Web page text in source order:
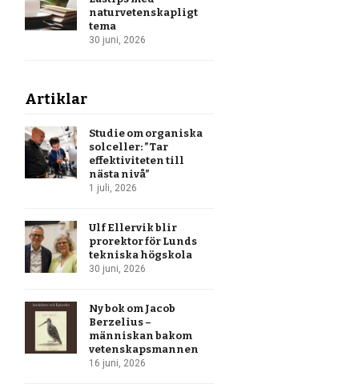
naturvetenskapligt
tema
30 juni, 2026
Artiklar
Studie om organiska
solceller: ”Tar
effektiviteten till
nästa nivå”
1 juli, 2026
Ulf Ellervik blir
prorektor för Lunds
tekniska högskola
30 juni, 2026
Ny bok om Jacob
Berzelius –
människan bakom
vetenskapsmannen
16 juni, 2026